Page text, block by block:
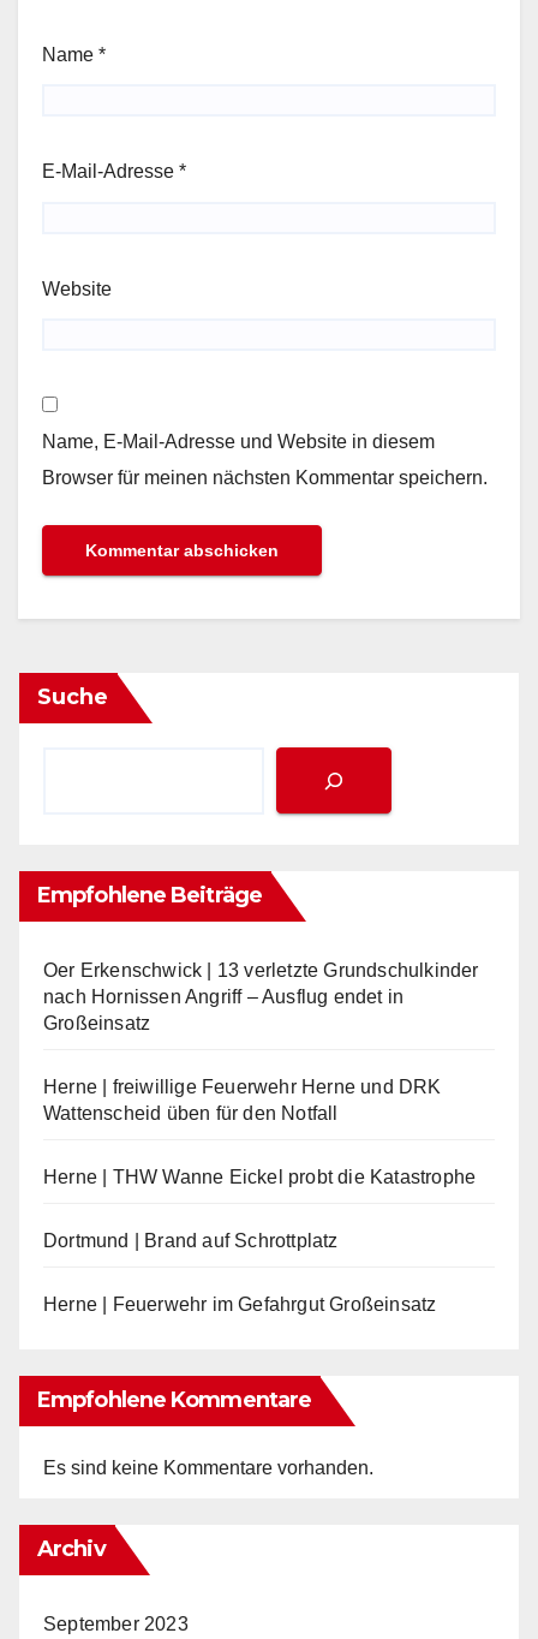
Name *
E-Mail-Adresse *
Website
Name, E-Mail-Adresse und Website in diesem
Browser für meinen nächsten Kommentar speichern.
Suche
Empfohlene Beiträge
Oer Erkenschwick | 13 verletzte Grundschulkinder
nach Hornissen Angriff – Ausflug endet in
Großeinsatz
Herne | freiwillige Feuerwehr Herne und DRK
Wattenscheid üben für den Notfall
Herne | THW Wanne Eickel probt die Katastrophe
Dortmund | Brand auf Schrottplatz
Herne | Feuerwehr im Gefahrgut Großeinsatz
Empfohlene Kommentare
Es sind keine Kommentare vorhanden.
Archiv
September 2023